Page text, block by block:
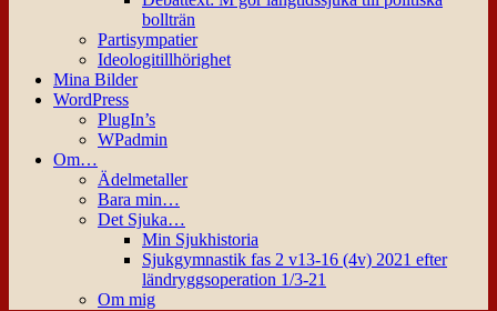
bollträn
Partisympatier
Ideologitillhörighet
Mina Bilder
WordPress
PlugIn’s
WPadmin
Om…
Ädelmetaller
Bara min…
Det Sjuka…
Min Sjukhistoria
Sjukgymnastik fas 2 v13-16 (4v) 2021 efter
ländryggsoperation 1/3-21
Om mig